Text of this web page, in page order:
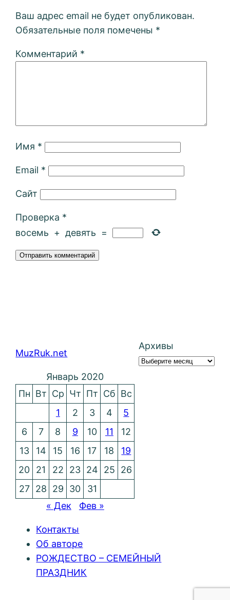
Ваш адрес email не будет опубликован.
Обязательные поля помечены *
Комментарий *
Имя *
Email *
Сайт
Проверка *
восемь + девять =
MuzRuk.net
Архивы
Январь 2020
Пн Вт Ср Чт Пт Сб Вс
1
2 3 4
5
6
7 8 9 10 11
12
13
14 15 16 17 18
19
20
21 22 23 24 25
26
27 28 29 30
31
« Дек
Фев »
Контакты
Об авторе
РОЖДЕСТВО – СЕМЕЙНЫЙ
ПРАЗДНИК